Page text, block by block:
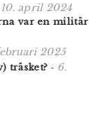
10. april 2024
var en militär
2025
träsket? - 6.